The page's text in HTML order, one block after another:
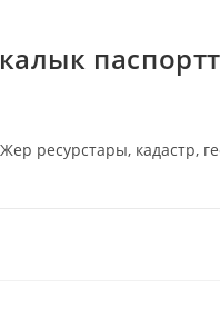
ресурстары, кадастр,